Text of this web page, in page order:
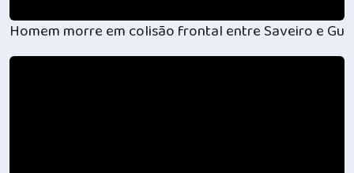
Homem morre em colisão frontal entre Saveiro e